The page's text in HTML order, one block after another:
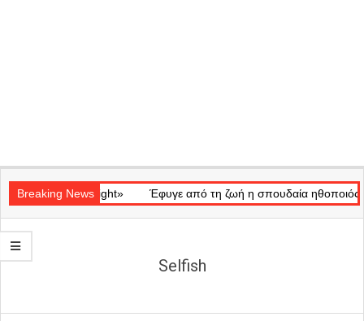
Navigation
Menu
Breaking News
«Ray of Light» Έφυγε από τη ζωή η σπουδαία ηθοποιός Μάρω
Selfish